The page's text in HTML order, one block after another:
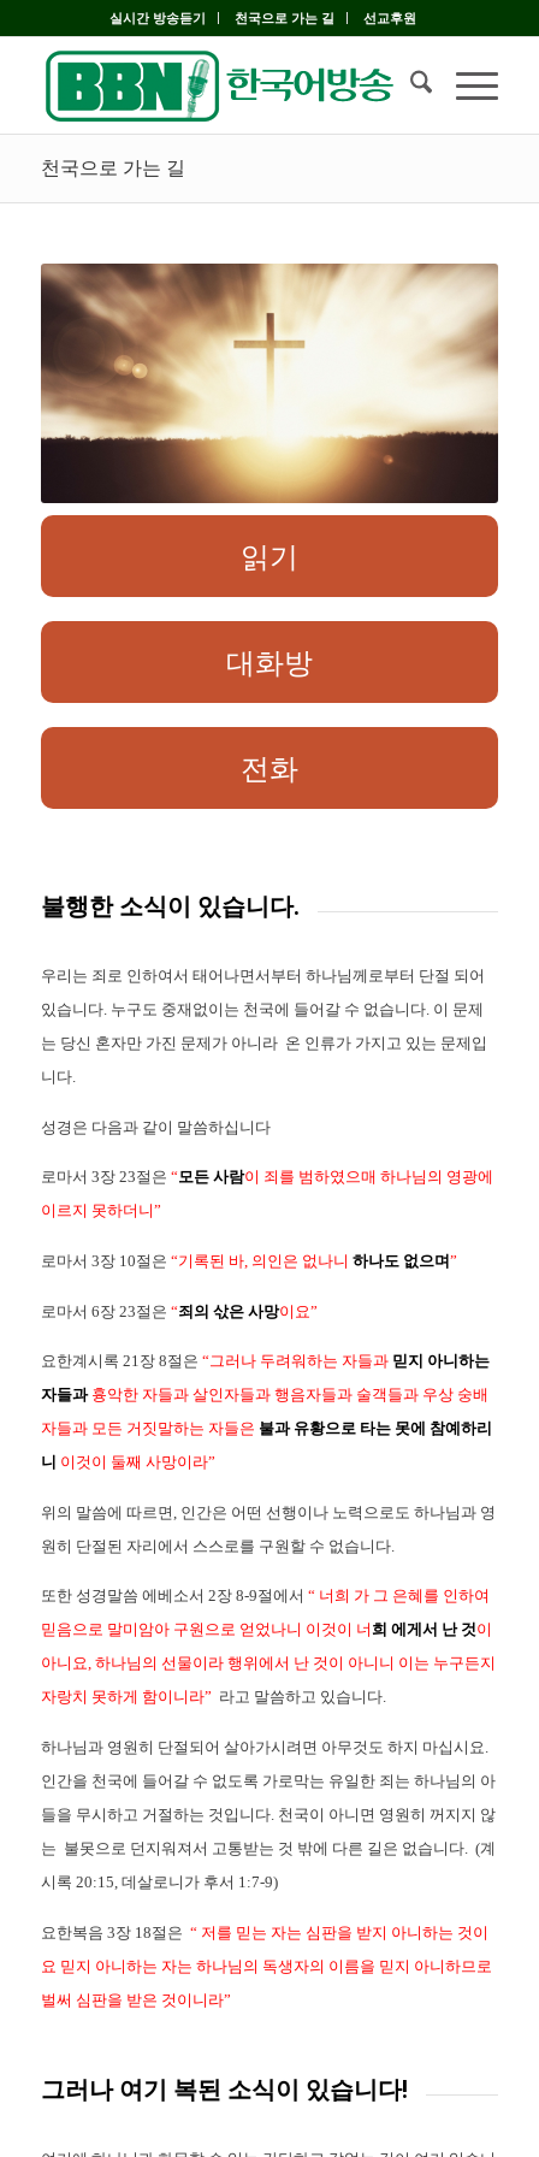
실시간 방송듣기 천국으로 가는 길 선교후원
천국으로 가는 길
읽기
대화방
전화
불행한 소식이 있습니다.
우리는 죄로 인하여서 태어나면서부터 하나님께로부터 단절 되어
있습니다. 누구도 중재없이는 천국에 들어갈 수 없습니다. 이 문제
는 당신 혼자만 가진 문제가 아니라 온 인류가 가지고 있는 문제입
니다.
성경은 다음과 같이 말씀하십니다
로마서 3장 23절은 “모든 사람이 죄를 범하였으매 하나님의 영광에
이르지 못하더니”
로마서 3장 10절은 “기록된 바, 의인은 없나니 하나도 없으며 ”
로마서 6장 23절은 “죄의 삯은 사망이요”
요한계시록 21장 8절은 “그러나 두려워하는 자들과 믿지 아니하는
자들과흉악한 자들과 살인자들과 행음자들과 술객들과 우상 숭배
자들과 모든 거짓말하는 자들은 불과 유황으로 타는 못에 참예하리
니 이것이 둘째 사망이라”
위의 말씀에 따르면, 인간은 어떤 선행이나 노력으로도 하나님과 영
원히 단절된 자리에서 스스로를 구원할 수 없습니다.
또한 성경말씀 에베소서 2장 8-9절에서 “ 너희 가 그 은혜를 인하여
믿음으로 말미암아 구원으로 얻었나니 이것이 너 희 에게서 난 것이
아니요, 하나님의 선물이라 행위에서 난 것이 아니니 이는 누구든지
자랑치 못하게 함이니라” 라고 말씀하고 있습니다.
하나님과 영원히 단절되어 살아가시려면 아무것도 하지 마십시요.
인간을 천국에 들어갈 수 없도록 가로막는 유일한 죄는 하나님의 아
들을 무시하고 거절하는 것입니다. 천국이 아니면 영원히 꺼지지 않
는 불못으로 던지워져서 고통받는 것 밖에 다른 길은 없습니다. (계
시록 20:15, 데살로니가 후서 1:7-9)
요한복음 3장 18절은 “ 저를 믿는 자는 심판을 받지 아니하는 것이
요 믿지 아니하는 자는 하나님의 독생자의 이름을 믿지 아니하므로
벌써 심판을 받은 것이니라”
그러나 여기 복된 소식이 있습니다!